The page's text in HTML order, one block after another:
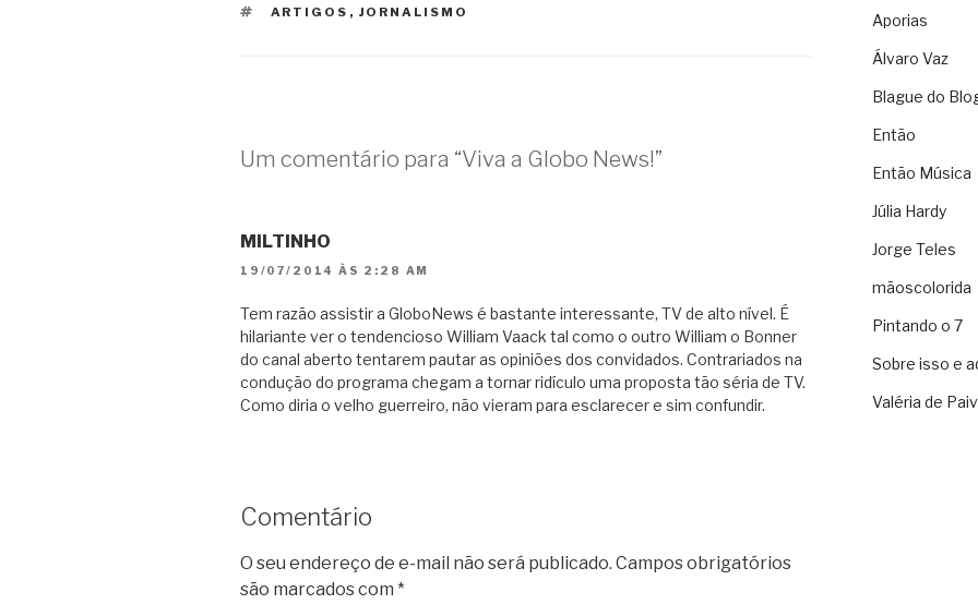
TAGS
ARTIGOS , JORNALISMO
Um comentário para “Viva a Globo News!”
MILTINHO
19/07/2014 ÀS 2:28 AM
Tem razão assistir a GloboNews é bastante interessante, TV de alto nível. É
hilariante ver o tendencioso William Vaack tal como o outro William o Bonner
do canal aberto tentarem pautar as opiniões dos convidados. Contrariados na
condução do programa chegam a tornar ridículo uma proposta tão séria de TV.
Como diria o velho guerreiro, não vieram para esclarecer e sim confundir.
Comentário
O seu endereço de e-mail não será publicado. Campos obrigatórios
são marcados com *
Aporias
Álvaro Vaz
Blague do
Então
Então Música
Júlia Hardy
Jorge Teles
mãoscolorida
Pintando o 7
Sobre isso e
Valéria de